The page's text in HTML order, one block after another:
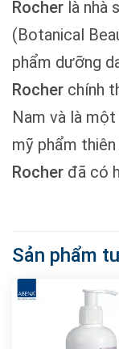
Rocher là nhà
(Botanical
phẩm dưỡng
Rocher chính
Nam và là
mỹ phẩm
Rocher đã có
Sản phẩm